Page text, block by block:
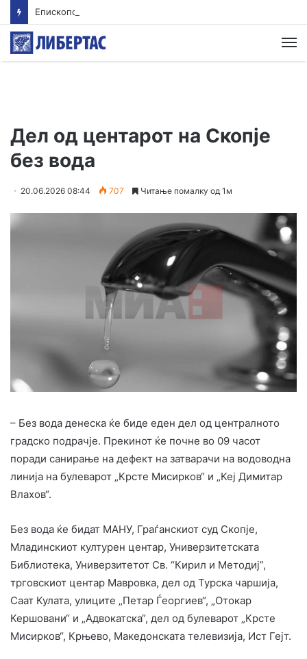
Дел од центарот на Скопје
без вода
20.06.2026 08:44 707 Читање помалку од 1м
– Без вода денеска ќе биде еден дел од централното
градско подрачје. Прекинот ќе почне во 09 часот
поради санирање на дефект на затварачи на водоводна
линија на булеварот „Крсте Мисирков“ и „Кеј Димитар
Влахов“.
Без вода ќе бидат МАНУ, Граѓанскиот суд Скопје,
Младинскиот културен центар, Универзитетската
Библиотека, Универзитетот Св. “Кирил и Методиj”,
трговскиот центар Мавровка, дел од Турска чаршија,
Саат Кулата, улиците „Петар Ѓеоргиев“, „Отокар
Кершовани“ и „Адвокатска“, дел од булеварот „Крсте
Мисирков“, Крњево, Македонската телевизија, Ист Гејт.